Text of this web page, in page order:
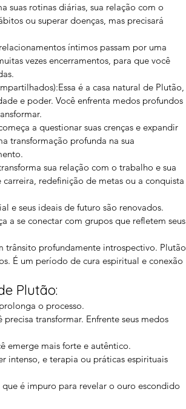
suas rotinas diárias, sua relação com o
ou superar doenças, mas precisará
íntimos passam por uma
vezes encerramentos, para que você
é a casa natural de Plutão,
e poder. Você enfrenta medos profundos
a questionar suas crenças e expandir
transformação profunda na sua
sua relação com o trabalho e sua
redefinição de metas ou a conquista
e seus ideais de futuro são renovados.
a se conectar com grupos que refletem seus
trânsito profundamente introspectivo. Plutão
É um período de cura espiritual e conexão
Plutão:
o processo.
transformar. Enfrente seus medos
emerge mais forte e autêntico.
intenso, e terapia ou práticas espirituais
é impuro para revelar o ouro escondido